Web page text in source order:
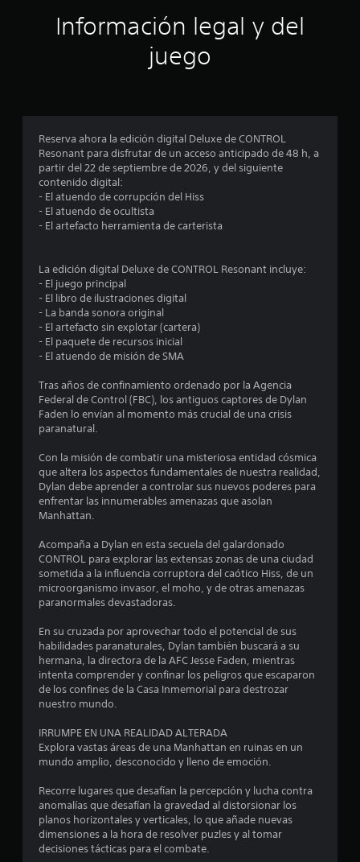
s
s
f
á
c
i
l
e
s
d
e
e
r
.
o
t
c
k
s
.
I
e
r
s
i
ó
n
e
j
o
y
s
t
i
c
k
j
u
s
t
b
l
e
(
b
á
s
i
c
)
S
e
o
f
q
u
o
e
n
t
o
d
u
r
t
e
e
l
g
a
m
p
l
a
y
l
a
e
x
p
r
e
n
c
a
c
i
n
e
m
t
i
c
(
s
o
l
o
Información legal y del
juego
Reserva ahora la edición digital Deluxe de CONTROL
Resonant para disfrutar de un acceso anticipado de 48 h, a
partir del 22 de septiembre de 2026, y del siguiente
contenido digital:
- El atuendo de corrupción del Hiss
- El atuendo de ocultista
- El artefacto herramienta de carterista
La edición digital Deluxe de CONTROL Resonant incluye:
- El juego principal
- El libro de ilustraciones digital
- La banda sonora original
- El artefacto sin explotar (cartera)
- El paquete de recursos inicial
- El atuendo de misión de SMA
Tras años de confinamiento ordenado por la Agencia
Federal de Control (FBC), los antiguos captores de Dylan
Faden lo envían al momento más crucial de una crisis
paranatural.
Con la misión de combatir una misteriosa entidad cósmica
que altera los aspectos fundamentales de nuestra realidad,
Dylan debe aprender a controlar sus nuevos poderes para
enfrentar las innumerables amenazas que asolan
Manhattan.
Acompaña a Dylan en esta secuela del galardonado
CONTROL para explorar las extensas zonas de una ciudad
sometida a la influencia corruptora del caótico Hiss, de un
microorganismo invasor, el moho, y de otras amenazas
paranormales devastadoras.
En su cruzada por aprovechar todo el potencial de sus
habilidades paranaturales, Dylan también buscará a su
hermana, la directora de la AFC Jesse Faden, mientras
intenta comprender y confinar los peligros que escaparon
de los confines de la Casa Inmemorial para destrozar
nuestro mundo.
IRRUMPE EN UNA REALIDAD ALTERADA
Explora vastas áreas de una Manhattan en ruinas en un
mundo amplio, desconocido y lleno de emoción.
Recorre lugares que desafían la percepción y lucha contra
anomalías que desafían la gravedad al distorsionar los
planos horizontales y verticales, lo que añade nuevas
dimensiones a la hora de resolver puzles y al tomar
decisiones tácticas para el combate.